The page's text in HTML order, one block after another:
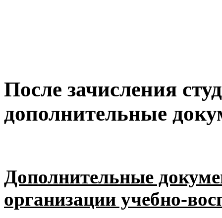
После зачисления
дополнительные
Дополнительные
организации учебно-